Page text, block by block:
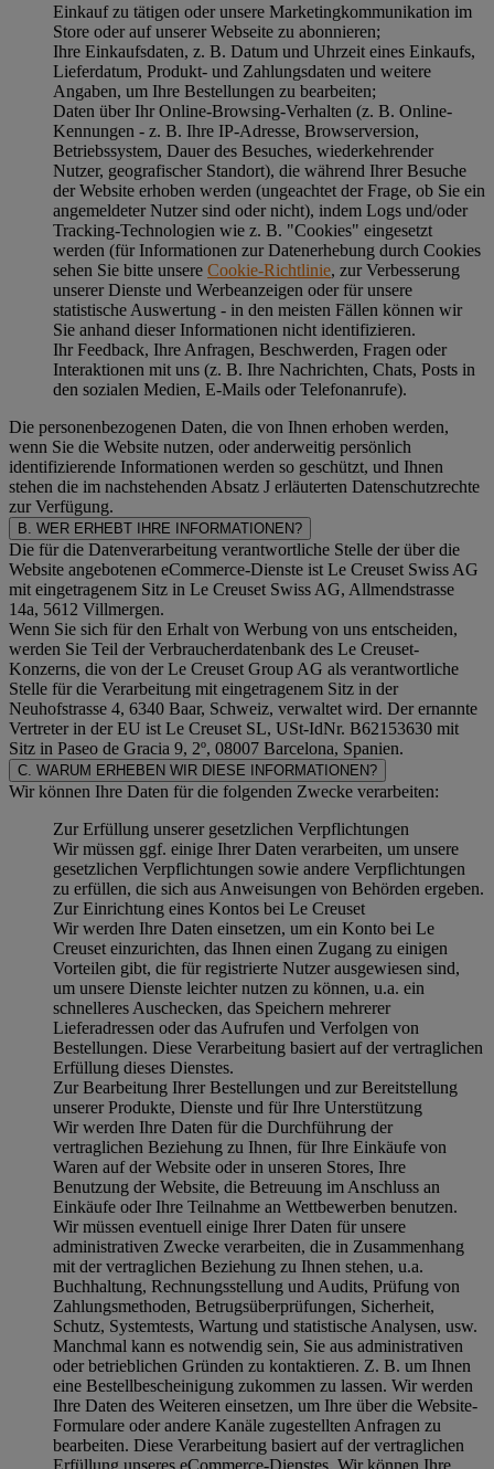
Einkauf zu tätigen oder unsere Marketingkommunikation im
Store oder auf unserer Webseite zu abonnieren;
Ihre Einkaufsdaten, z. B. Datum und Uhrzeit eines Einkaufs,
Lieferdatum, Produkt- und Zahlungsdaten und weitere
Angaben, um Ihre Bestellungen zu bearbeiten;
Daten über Ihr Online-Browsing-Verhalten (z. B. Online-
Kennungen - z. B. Ihre IP-Adresse, Browserversion,
Betriebssystem, Dauer des Besuches, wiederkehrender
Nutzer, geografischer Standort), die während Ihrer Besuche
der Website erhoben werden (ungeachtet der Frage, ob Sie ein
angemeldeter Nutzer sind oder nicht), indem Logs und/oder
Tracking-Technologien wie z. B. "Cookies" eingesetzt
werden (für Informationen zur Datenerhebung durch Cookies
sehen Sie bitte unsere Cookie-Richtlinie, zur Verbesserung
unserer Dienste und Werbeanzeigen oder für unsere
statistische Auswertung - in den meisten Fällen können wir
Sie anhand dieser Informationen nicht identifizieren.
Ihr Feedback, Ihre Anfragen, Beschwerden, Fragen oder
Interaktionen mit uns (z. B. Ihre Nachrichten, Chats, Posts in
den sozialen Medien, E-Mails oder Telefonanrufe).
Die personenbezogenen Daten, die von Ihnen erhoben werden,
wenn Sie die Website nutzen, oder anderweitig persönlich
identifizierende Informationen werden so geschützt, und Ihnen
stehen die im nachstehenden Absatz J erläuterten Datenschutzrechte
zur Verfügung.
B. WER ERHEBT IHRE INFORMATIONEN?
Die für die Datenverarbeitung verantwortliche Stelle der über die
Website angebotenen eCommerce-Dienste ist Le Creuset Swiss AG
mit eingetragenem Sitz in Le Creuset Swiss AG, Allmendstrasse
14a, 5612 Villmergen.
Wenn Sie sich für den Erhalt von Werbung von uns entscheiden,
werden Sie Teil der Verbraucherdatenbank des Le Creuset-
Konzerns, die von der Le Creuset Group AG als verantwortliche
Stelle für die Verarbeitung mit eingetragenem Sitz in der
Neuhofstrasse 4, 6340 Baar, Schweiz, verwaltet wird. Der ernannte
Vertreter in der EU ist Le Creuset SL, USt-IdNr. B62153630 mit
Sitz in Paseo de Gracia 9, 2º, 08007 Barcelona, Spanien.
C. WARUM ERHEBEN WIR DIESE INFORMATIONEN?
Wir können Ihre Daten für die folgenden Zwecke verarbeiten:
Zur Erfüllung unserer gesetzlichen Verpflichtungen
Wir müssen ggf. einige Ihrer Daten verarbeiten, um unsere
gesetzlichen Verpflichtungen sowie andere Verpflichtungen
zu erfüllen, die sich aus Anweisungen von Behörden ergeben.
Zur Einrichtung eines Kontos bei Le Creuset
Wir werden Ihre Daten einsetzen, um ein Konto bei Le
Creuset einzurichten, das Ihnen einen Zugang zu einigen
Vorteilen gibt, die für registrierte Nutzer ausgewiesen sind,
um unsere Dienste leichter nutzen zu können, u.a. ein
schnelleres Auschecken, das Speichern mehrerer
Lieferadressen oder das Aufrufen und Verfolgen von
Bestellungen. Diese Verarbeitung basiert auf der vertraglichen
Erfüllung dieses Dienstes.
Zur Bearbeitung Ihrer Bestellungen und zur Bereitstellung
unserer Produkte, Dienste und für Ihre Unterstützung
Wir werden Ihre Daten für die Durchführung der
vertraglichen Beziehung zu Ihnen, für Ihre Einkäufe von
Waren auf der Website oder in unseren Stores, Ihre
Benutzung der Website, die Betreuung im Anschluss an
Einkäufe oder Ihre Teilnahme an Wettbewerben benutzen.
Wir müssen eventuell einige Ihrer Daten für unsere
administrativen Zwecke verarbeiten, die in Zusammenhang
mit der vertraglichen Beziehung zu Ihnen stehen, u.a.
Buchhaltung, Rechnungsstellung und Audits, Prüfung von
Zahlungsmethoden, Betrugsüberprüfungen, Sicherheit,
Schutz, Systemtests, Wartung und statistische Analysen, usw.
Manchmal kann es notwendig sein, Sie aus administrativen
oder betrieblichen Gründen zu kontaktieren. Z. B. um Ihnen
eine Bestellbescheinigung zukommen zu lassen. Wir werden
Ihre Daten des Weiteren einsetzen, um Ihre über die Website-
Formulare oder andere Kanäle zugestellten Anfragen zu
bearbeiten. Diese Verarbeitung basiert auf der vertraglichen
Erfüllung unseres eCommerce-Dienstes. Wir können Ihre